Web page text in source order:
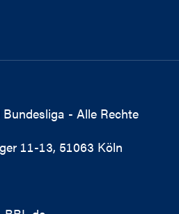
- Alle Rechte
11-13, 51063 Köln